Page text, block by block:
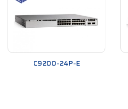
C9200-24P-E